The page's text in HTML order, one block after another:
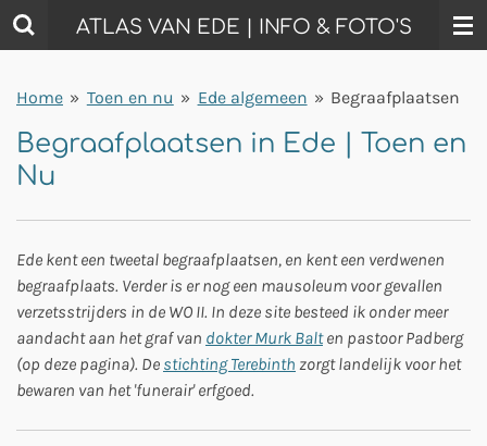
Ga
direct
de
ATLAS VAN EDE | INFO & FOTO'S
Home » Toen en nu » Ede algemeen » Begraafplaatsen
Begraafplaatsen in Ede | Toen en
Nu
Ede kent een tweetal begraafplaatsen, en kent een verdwenen
begraafplaats. Verder is er nog een mausoleum voor gevallen
verzetsstrijders in de WO II. In deze site besteed ik onder meer
aandacht aan het graf van dokter Murk Balten pastoor Padberg
(op deze pagina). De stichting Terebinth zorgt landelijk voor het
bewaren van het 'funerair' erfgoed.